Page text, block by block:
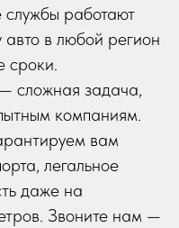
работают
авто в любой регион
сроки.
сложная задача,
компаниям.
вам
легальное
даже на
Звоните нам —